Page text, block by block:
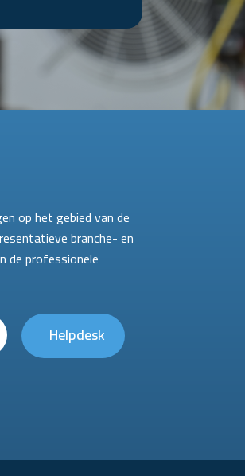
op het gebied van de
branche- en
de professionele
Helpdesk